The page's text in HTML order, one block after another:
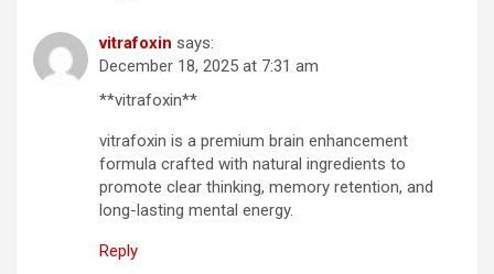
vitrafoxin says:
December 18, 2025 at 7:31 am
**vitrafoxin**
vitrafoxin is a premium brain enhancement
formula crafted with natural ingredients to
promote clear thinking, memory retention, and
long-lasting mental energy.
Reply